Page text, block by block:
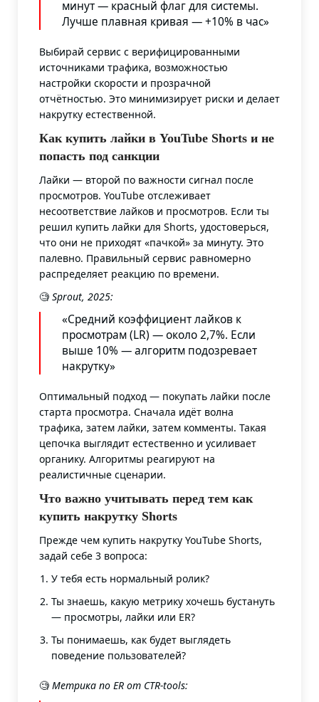
минут — красный флаг для системы.
Лучше плавная кривая — +10% в час»
Выбирай сервис с верифицированными
источниками трафика, возможностью
настройки скорости и прозрачной
отчётностью. Это минимизирует риски и делает
накрутку естественной.
Как купить лайки в YouTube Shorts и не
попасть под санкции
Лайки — второй по важности сигнал после
просмотров. YouTube отслеживает
несоответствие лайков и просмотров. Если ты
решил купить лайки для Shorts, удостоверься,
что они не приходят «пачкой» за минуту. Это
палевно. Правильный сервис равномерно
распределяет реакцию по времени.
🧐 Sprout, 2025:
«Средний коэффициент лайков к
просмотрам (LR) — около 2,7%. Если
выше 10% — алгоритм подозревает
накрутку»
Оптимальный подход — покупать лайки после
старта просмотра. Сначала идёт волна
трафика, затем лайки, затем комменты. Такая
цепочка выглядит естественно и усиливает
органику. Алгоритмы реагируют на
реалистичные сценарии.
Что важно учитывать перед тем как
купить накрутку Shorts
Прежде чем купить накрутку YouTube Shorts,
задай себе 3 вопроса:
У тебя есть нормальный ролик?
Ты знаешь, какую метрику хочешь бустануть
— просмотры, лайки или ER?
Ты понимаешь, как будет выглядеть
поведение пользователей?
🧐 Метрика по ER от CTR-tools: